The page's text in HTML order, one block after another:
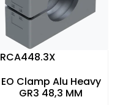
RCA448.3X
EO Clamp Alu Heavy
GR3 48,3 MM